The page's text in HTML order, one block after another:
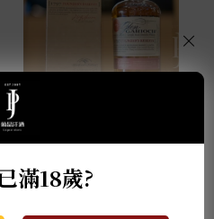
麥芽威士忌 0.7L
滿18歲?
×